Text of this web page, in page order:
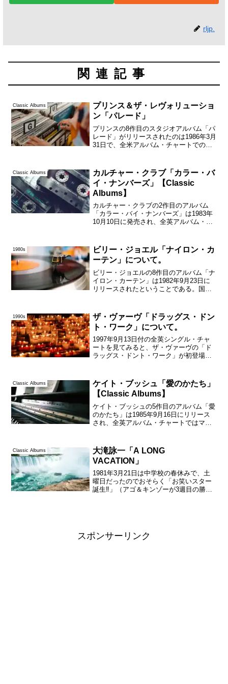
rljp.
関連記事
Classic Albums
プリンス＆ザ・レヴォリューショ
ン「パレード」
プリンスの8作目のスタジオアルバム「パ
レード」がリリースされたのは1986年3月
31日で、全米アルバム・チャートでの最
ド・イン・ア・デイ」の発売日が1985年4
月22...
Classic Albums
カルチャー・クラブ「カラー・バ
イ・ナンバーズ」【Classic
Albums】
カルチャー・クラブの2作目のアルバム
「カラー・バイ・ナンバーズ」は1983年
10月10日に発売され、全英アルバム・チ
米アルバム・チャートではマイケル・ジ
ャクソン「スリ...
1980s
ビリー・ジョエル「ナイロン・カ
ーテン」について。
ビリー・ジョエルの8作目のアルバム「ナ
イロン・カーテン」は1982年9月23日に
リリースされたということである。国内
らの方を買ったのだった。誕生日のお祝
いにもらった...
1990s
ザ・ヴァーヴ「ドラッグス・ドン
ト・ワーク」について。
1997年9月13日付の全英シングル・チャ
ートを見てみると、ザ・ヴァーヴの「ド
ラッグス・ドント・ワーク」が初登場で1
ク」が1位だった。この夏に大ヒットした
映画の主題歌であ...
Classic Albums
ケイト・ブッシュ「愛のかたち」
【Classic Albums】
ケイト・ブッシュの5作目のアルバム「愛
のかたち」は1985年9月16日にリリース
され、全英アルバム・チャートではマド
位に輝いていた。先行シングル「神秘の
丘」は全英...
Classic Albums
大滝詠一「A LONG
VACATION」
1981年3月21日は中学校の春休みで、土
曜日だったのでおそらく「お笑いスター
誕生‼︎」（アゴ＆キンゾーが3週目の勝ち
スポンサーリンク